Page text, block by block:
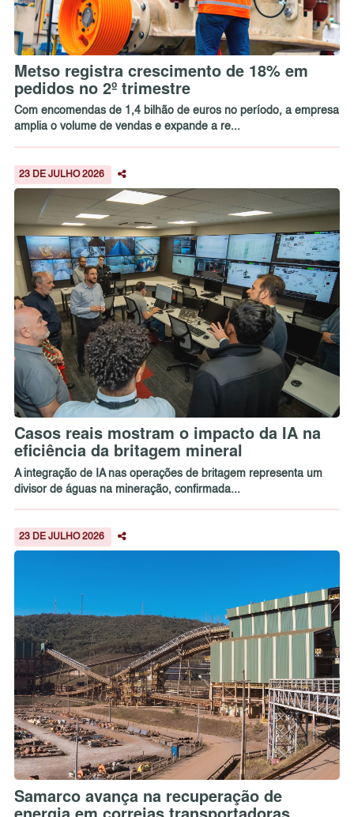
Metso registra crescimento de 18% em
pedidos no 2º trimestre
Com encomendas de 1,4 bilhão de euros no período, a empresa
amplia o volume de vendas e expande a re...
23 DE JULHO 2026
Casos reais mostram o impacto da IA na
eficiência da britagem mineral
A integração de IA nas operações de britagem representa um
divisor de águas na mineração, confirmada...
23 DE JULHO 2026
Samarco avança na recuperação de